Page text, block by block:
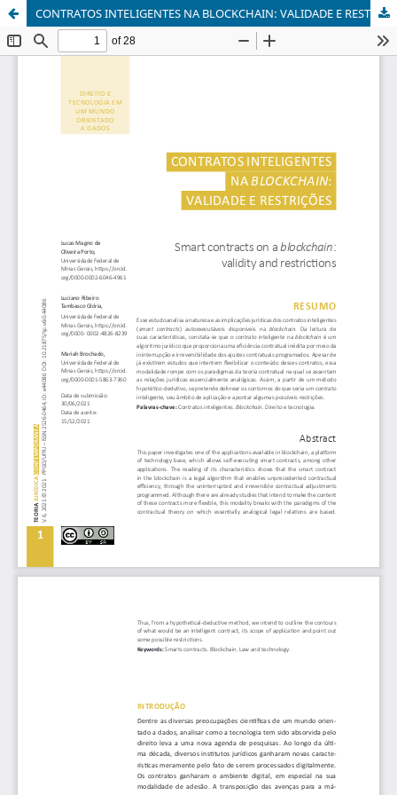
CONTRATOS INTELIGENTES NA BLOCKCHAIN: VALIDADE E RESTRIÇÕES